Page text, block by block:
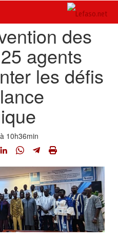
des
agents
les défis
10h36min